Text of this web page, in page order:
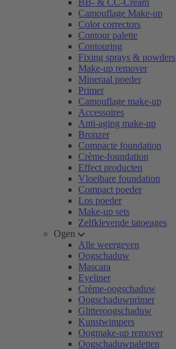
BB- & CC-Cream
Camouflage Make-up
Color correctors
Contour palette
Contouring
Fixing sprays & powders
Make-up remover
Mineraal poeder
Primer
Camouflage make-up
Accessoires
Anti-aging make-up
Bronzer
Compacte foundation
Crème-foundation
Effect producten
Vloeibare foundation
Compact poeder
Los poeder
Make-up sets
Zelfklevende tatoeages
Ogen
Alle weergeven
Oogschaduw
Mascara
Eyeliner
Crème-oogschaduw
Oogschaduwprimer
Glitteroogschaduw
Kunstwimpers
Oogmake-up remover
Oogschaduwpaletten